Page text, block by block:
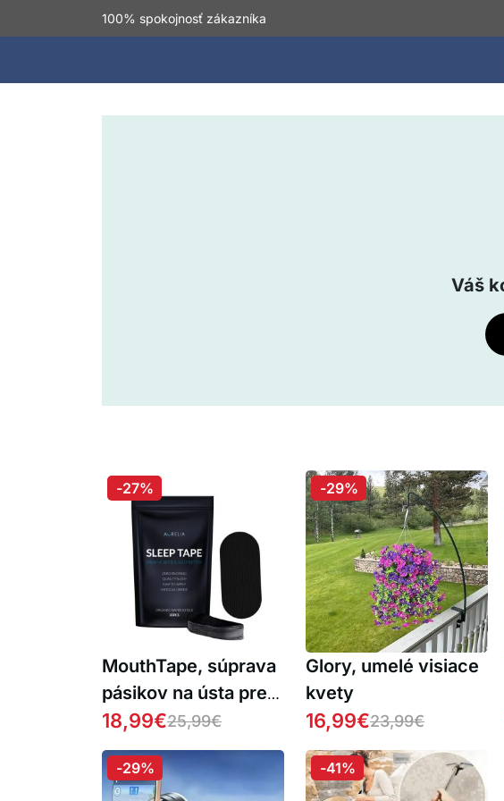
100% spokojnosť zákazníka
Váš
MouthTape, súprava
pásikov na ústa pre
pokojný spánok (30
kusov)
18,99€25,99€
-27%
Glory, umelé visiace
kvety
16,99€23,99€
-29%
-29% -41%